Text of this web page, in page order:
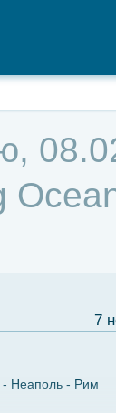
7
Неаполь Рим